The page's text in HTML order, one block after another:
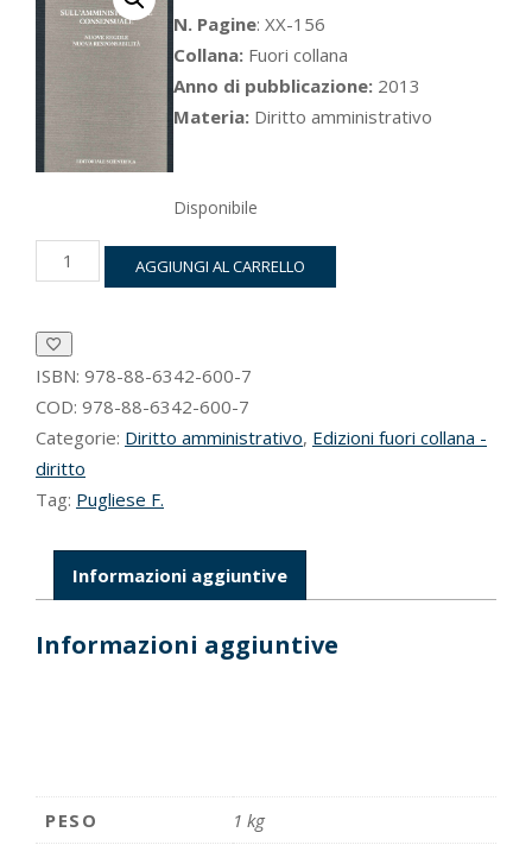
originale
era:
€13.00.
attuale
è:
€12.35.
N. Pagine: XX-156
Collana: Fuori collana
Anno di pubblicazione: 2013
Materia: Diritto amministrativo
Disponibile
Sull’amministrazione
consensualeAGGIUNGI AL CARRELLO
ISBN: 978-88-6342-600-7
COD: 978-88-6342-600-7
Categorie: Diritto amministrativo, Edizioni fuori collana -
diritto
Tag: Pugliese F.
Informazioni aggiuntive
Informazioni aggiuntive
PESO 1 kg